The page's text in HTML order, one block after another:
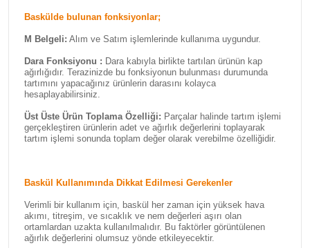
Baskülde bulunan fonksiyonlar;
M Belgeli: Alım ve Satım işlemlerinde kullanıma uygundur.
Dara Fonksiyonu : Dara kabıyla birlikte tartılan ürünün kap
ağırlığıdır. Terazinizde bu fonksiyonun bulunması durumunda
tartımını yapacağınız ürünlerin darasını kolayca
hesaplayabilirsiniz.
Üst Üste Ürün Toplama Özelliği: Parçalar halinde tartım işlemi
gerçekleştiren ürünlerin adet ve ağırlık değerlerini toplayarak
tartım işlemi sonunda toplam değer olarak verebilme özelliğidir.
Baskül Kullanımında Dikkat Edilmesi Gerekenler
Verimli bir kullanım için, baskül her zaman için yüksek hava
akımı, titreşim, ve sıcaklık ve nem değerleri aşırı olan
ortamlardan uzakta kullanılmalıdır. Bu faktörler görüntülenen
ağırlık değerlerini olumsuz yönde etkileyecektir.